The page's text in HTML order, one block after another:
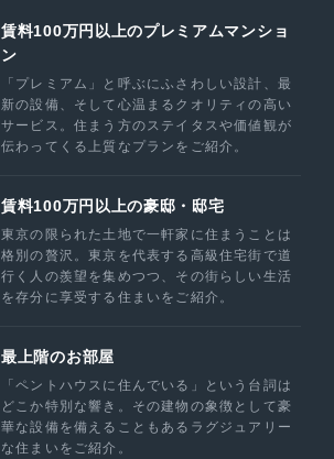
賃料100万円以上のプレミアムマンショ
ン
「プレミアム」と呼ぶにふさわしい設計、最
新の設備、そして心温まるクオリティの高い
サービス。住まう方のステイタスや価値観が
伝わってくる上質なプランをご紹介。
賃料100万円以上の豪邸・邸宅
東京の限られた土地で一軒家に住まうことは
格別の贅沢。東京を代表する高級住宅街で道
行く人の羨望を集めつつ、その街らしい生活
を存分に享受する住まいをご紹介。
最上階のお部屋
「ペントハウスに住んでいる」という台詞は
どこか特別な響き。その建物の象徴として豪
華な設備を備えることもあるラグジュアリー
な住まいをご紹介。